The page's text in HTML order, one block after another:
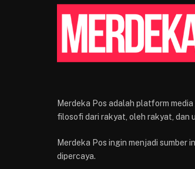
Merdeka Pos adalah platform
filosofi dari rakyat, oleh rakyat, dan
Merdeka Pos ingin menjadi sumber
dipercaya.